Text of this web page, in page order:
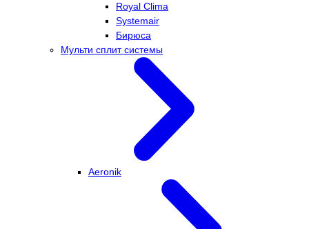
Royal Clima
Systemair
Бирюса
Мульти сплит системы
Aeronik